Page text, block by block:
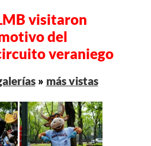
visitaron
del
veraniego
» más vistas